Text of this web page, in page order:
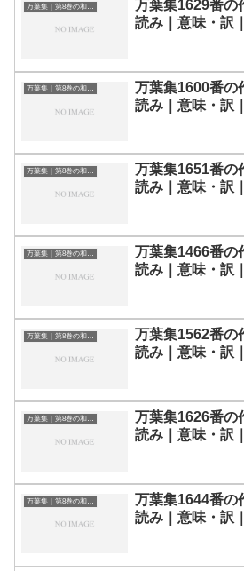
万葉集｜第8巻の和歌一覧
万葉集1629番の
読み｜意味・訳
万葉集｜第8巻の和歌一覧
万葉集1600番の
読み｜意味・訳
万葉集｜第8巻の和歌一覧
万葉集1651番の
読み｜意味・訳
万葉集｜第8巻の和歌一覧
万葉集1466番の
読み｜意味・訳
万葉集｜第8巻の和歌一覧
万葉集1562番の
読み｜意味・訳
万葉集｜第8巻の和歌一覧
万葉集1626番の
読み｜意味・訳
万葉集｜第8巻の和歌一覧
万葉集1644番の
読み｜意味・訳